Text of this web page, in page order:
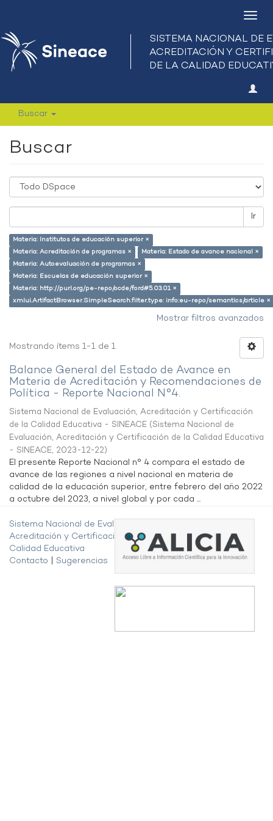
Buscar
Buscar
Ir
Materia: Institutos de educación superior ×
Materia: Acreditación de programas ×
Materia: Estado de avance nacional ×
Materia: Autoevaluación de programas ×
Materia: Escuelas de educación superior ×
Materia: http://purl.org/pe-repo/ocde/ford#5.03.01 ×
xmlui.ArtifactBrowser.SimpleSearch.filter.type: info:eu-repo/semantics/article ×
Mostrar filtros avanzados
Mostrando ítems 1-1 de 1
Balance General del Estado de Avance en
Materia de Acreditación y Recomendaciones de
Política - Reporte Nacional N°4.
Sistema Nacional de Evaluación, Acreditación y Certificación
de la Calidad Educativa - SINEACE (Sistema Nacional de
Evaluación, Acreditación y Certificación de la Calidad Educativa
- SINEACE, 2023-12-22)
El presente Reporte Nacional n° 4 compara el estado de
avance de las regiones a nivel nacional en materia de
calidad de la educación superior, entre febrero del año 2022
a octubre del 2023, a nivel global y por cada ...
Sistema Nacional de Evaluación,
Acreditación y Certificación de la
Calidad Educativa
Contacto
Sugerencias